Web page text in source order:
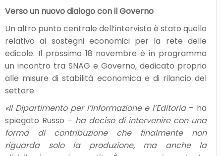
Verso un nuovo dialogo con il Governo
Un altro punto centrale dell’intervista è stato quello
relativo ai sostegni economici per la rete delle
edicole. Il prossimo 18 novembre è in programma
un incontro tra SNAG e Governo, dedicato proprio
alle misure di stabilità economica e di rilancio del
settore.
«Il Dipartimento per l’Informazione e l’Editoria – ha
spiegato Russo – ha deciso di intervenire con una
forma di contribuzione che finalmente non
riguarda solo la produzione, ma anche la